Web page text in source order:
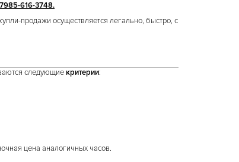
616-3748.
продажи осуществляется легально, быстро, с
следующиекритерии:
цена аналогичных часов.